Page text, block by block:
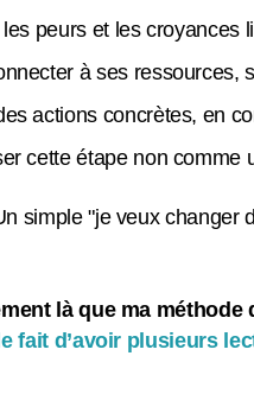
peurs et les croyances
à ses ressources,
actions concrètes, en
cette étape non
simple "je veux changer
là que ma
fait d’avoir plusieurs